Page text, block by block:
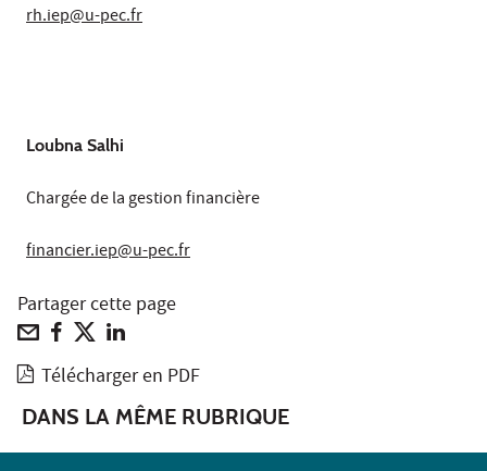
rh.iep@u-pec.fr
Loubna Salhi
Chargée de la gestion financière
financier.iep@u-pec.fr
Partager cette page
Télécharger en PDF
DANS LA MÊME RUBRIQUE